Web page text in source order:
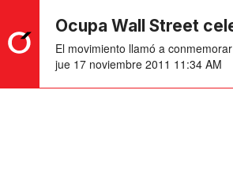
Ocupa Wall Street
El movimiento llamó a
jue 17 noviembre 2011 11:34 AM